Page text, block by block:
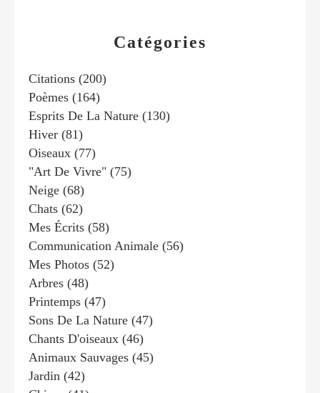
Catégories
Citations (200)
Poèmes (164)
Esprits De La Nature (130)
Hiver (81)
Oiseaux (77)
"art De Vivre" (75)
Neige (68)
Chats (62)
Mes Écrits (58)
Communication Animale (56)
Mes Photos (52)
Arbres (48)
Printemps (47)
Sons De La Nature (47)
Chants D'oiseaux (46)
Animaux Sauvages (45)
Jardin (42)